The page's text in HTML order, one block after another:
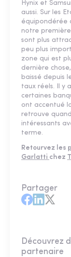
Hynix et
aussi. Sur les
équipondérée
notre
sont plus
peu plus
zone qui est
dernière
baissé depuis
taux réels. Il y
certaines
ont accentué
retrouve
intéressants
terme.
Retourvez les
Garlatti chez
Partager
Découvrez
partenaire